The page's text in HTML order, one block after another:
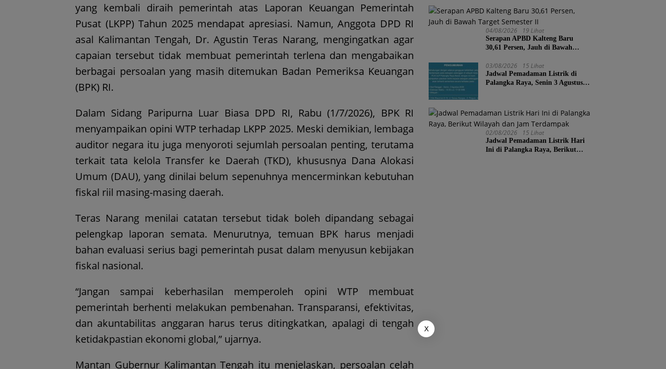
yang kembali diraih pemerintah atas Laporan Keuangan Pemerintah
Pusat (LKPP) Tahun 2025 mendapat apresiasi. Namun, Anggota DPD RI
asal Kalimantan Tengah, Dr. Agustin Teras Narang, mengingatkan agar
capaian tersebut tidak membuat pemerintah terlena dan mengabaikan
berbagai persoalan yang masih ditemukan Badan Pemeriksa Keuangan
(BPK) RI.
Dalam Sidang Paripurna Luar Biasa DPD RI, Rabu (1/7/2026), BPK RI
menyampaikan opini WTP terhadap LKPP 2025. Meski demikian, lembaga
auditor negara itu juga menyoroti sejumlah persoalan penting, terutama
terkait tata kelola Transfer ke Daerah (TKD), khususnya Dana Alokasi
Umum (DAU), yang dinilai belum sepenuhnya mencerminkan kebutuhan
fiskal riil masing-masing daerah.
Teras Narang menilai catatan tersebut tidak boleh dipandang sebagai
pelengkap laporan semata. Menurutnya, temuan BPK harus menjadi
bahan evaluasi serius bagi pemerintah pusat dalam menyusun kebijakan
fiskal nasional.
“Jangan sampai keberhasilan memperoleh opini WTP membuat
pemerintah berhenti melakukan pembenahan. Transparansi, efektivitas,
dan akuntabilitas anggaran harus terus ditingkatkan, apalagi di tengah
ketidakpastian ekonomi global,” ujarnya.
Mantan Gubernur Kalimantan Tengah itu menjelaskan, persoalan celah
Menjadi Calon Ketua Umum
Rabitah Alawiyah
04/08/2026 19 Lihat
Serapan APBD Kalteng Baru
30,61 Persen, Jauh di Bawah
03/08/2026 15 Lihat
Jadwal Pemadaman Listrik di
Palangka Raya, Senin 3 Agustus
02/08/2026 15 Lihat
Jadwal Pemadaman Listrik Hari
Ini di Palangka Raya, Berikut
X